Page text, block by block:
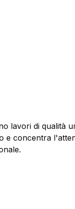
lavori di qualità
e concentra